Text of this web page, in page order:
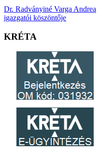
Dr. Radványiné Varga Andrea
igazgatói köszöntője
KRÉTA